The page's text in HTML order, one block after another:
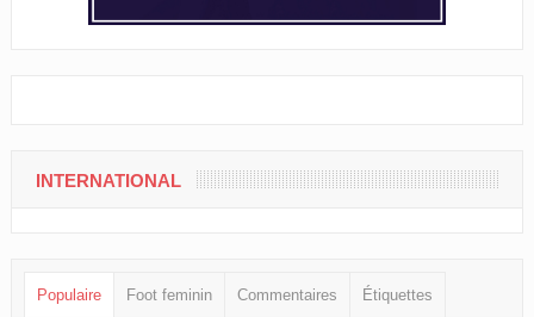
INTERNATIONAL
Populaire Foot feminin Commentaires Étiquettes